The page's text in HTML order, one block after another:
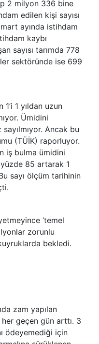
2 milyon 336 bine
edilen kişi sayısı
ayında istihdam
kaybı
sayısı tarımda 778
sektöründe ise 699
1 yıldan uzun
Ümidini
Ancak bu
(TÜİK) raporluyor.
iş bulma ümidini
yüzde 85 artarak 1
sayı ölçüm tarihinin
‘temel
zorunlu
bekledi.
zam yapılan
geçen gün arttı. 3
ödeyemediği için